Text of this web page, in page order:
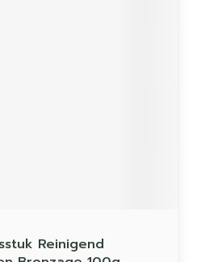
Reinigend